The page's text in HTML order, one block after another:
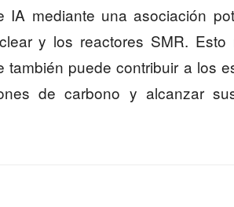
IA mediante una asociación
y los reactores SMR.
también puede contribuir a los
de carbono y alcanzar